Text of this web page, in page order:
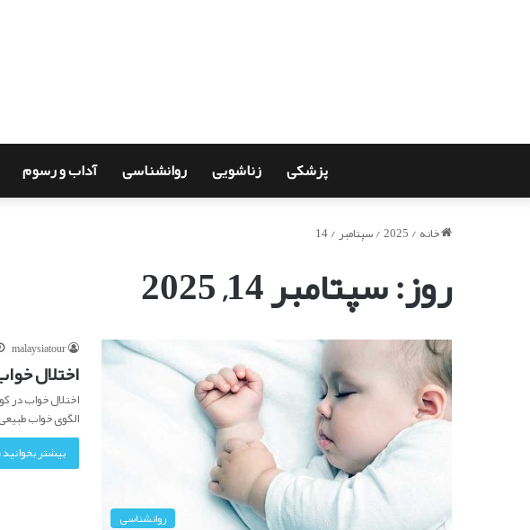
پزشکی زناشویی روانشناسی آداب و رسوم
خانه/
2025
/سپتامبر/
14
روز:سپتامبر 14, 2025
روانشناسی
malaysiatour
اختلال خواب
اختلال خواب در
الگوی خواب
بیشتر بخوانید